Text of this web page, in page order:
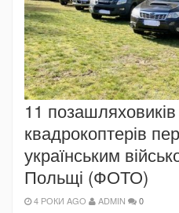
11 позашляховиків
квадрокоптерів
українським
Польщі (ФОТО)
4 РОКИ AGO ADMIN 0